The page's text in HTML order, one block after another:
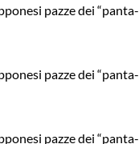
pazze dei “panta-
pazze dei “panta-
pazze dei “panta-